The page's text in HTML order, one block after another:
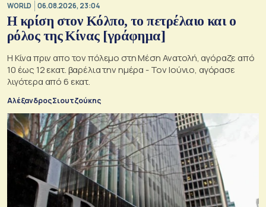
WORLD 06.08.2026, 23:04
Η κρίση στoν Κόλπο, το πετρέλαιο και ο
ρόλος της Κίνας [γράφημα]
Η Κίνα πριν απο τον πόλεμο στη Μέση Ανατολή, αγόραζε από
10 έως 12 εκατ. βαρέλια την ημέρα - Τον Ιούνιο, αγόρασε
λιγότερα από 6 εκατ.
Αλέξανδρος Σιουτζούκης